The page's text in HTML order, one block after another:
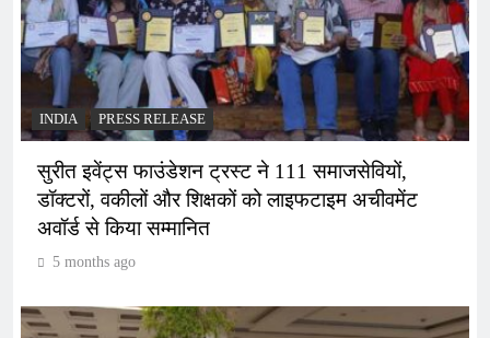
INDIA PRESS RELEASE
सुरीत इवेंट्स फाउंडेशन ट्रस्ट ने 111 समाजसेवियों,
डॉक्टरों, वकीलों और शिक्षकों को लाइफटाइम अचीवमेंट
अवॉर्ड से किया सम्मानित
5 months ago